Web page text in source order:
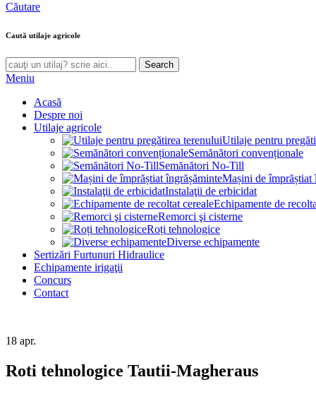
Căutare
Caută utilaje agricole
Search
Meniu
Acasă
Despre noi
Utilaje agricole
Utilaje pentru
Semănători convenționale
Semănători No-Till
Mașini de împrăștiat
Instalaţii de erbicidat
Echipamente de
Remorci şi cisterne
Roți tehnologice
Diverse echipamente
Sertizări Furtunuri Hidraulice
Echipamente irigaţii
Concurs
Contact
18 apr.
Roti tehnologice Tautii-Magheraus